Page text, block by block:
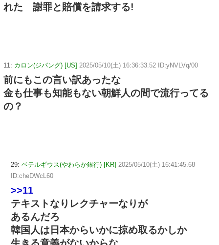
れた 謝罪と賠償を請求する!
11: カロン(ジパング) [US] 2025/05/10(土) 16:36:33.52 ID:yNVLVq/00
前にもこの言い訳あったな
金も仕事も知能もない朝鮮人の間で流行ってる
の？
29: ベテルギウス(やわらか銀行) [KR] 2025/05/10(土) 16:41:45.68
ID:cheDWcL60
>>11
テキストなりレクチャーなりが
あるんだろ
韓国人は日本からいかに掠め取るかしか